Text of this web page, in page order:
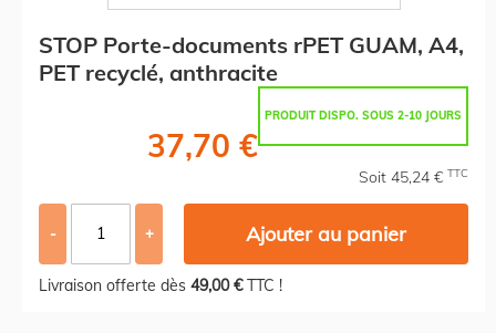
STOP Porte-documents rPET GUAM, A4,
PET recyclé, anthracite
PRODUIT DISPO. SOUS 2-10 JOURS
37,70 €
Soit 45,24 € TTC
- + Ajouter au panier
Livraison offerte dès 49,00 €TTC !